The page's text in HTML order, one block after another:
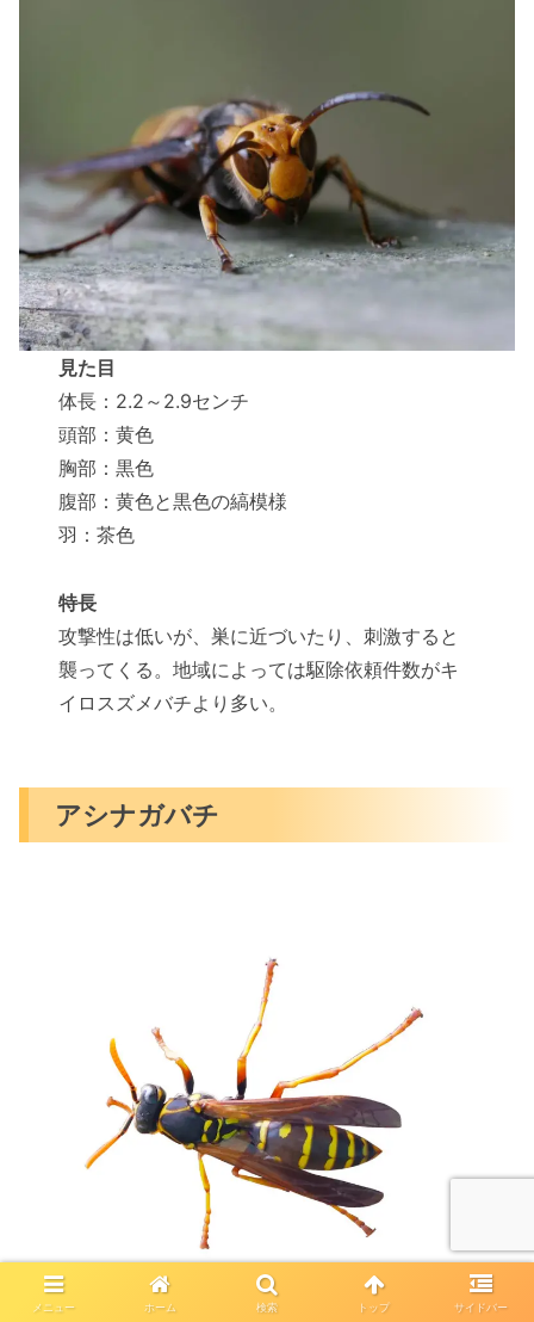
見た目
体長：2.2～2.9センチ
頭部：黄色
胸部：黒色
腹部：黄色と黒色の縞模様
羽：茶色
特長
攻撃性は低いが、巣に近づいたり、刺激すると
襲ってくる。地域によっては駆除依頼件数がキ
イロスズメバチより多い。
アシナガバチ
メニュー ホーム 検索 トップ サイドバー